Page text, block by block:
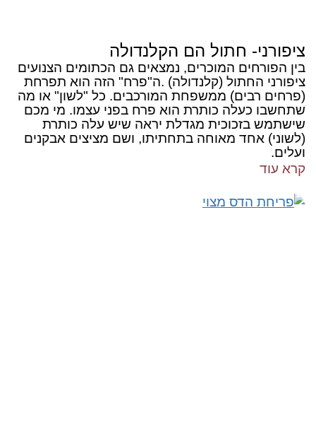
ציפורני- חתול הם הקלנדולה
בין הפורחים המוכרים, נמצאים גם הכתומים הצנועים
ציפורני החתול (קלנדולה) .ה"פרח" הזה הוא תפרחת
(פרחים רבים) ממשפחת המורכבים. כל "לשון" או מה
שתחשבו כעלה כותרת הוא פרח בפני עצמו. מי מכם
שישתמש בזכוכית מגדלת יראה שיש עלה כותרת
(לשוני) אחד מאוחה בתחתיתו, ושם מציצים אבקנים
ועלים.
קרא עוד